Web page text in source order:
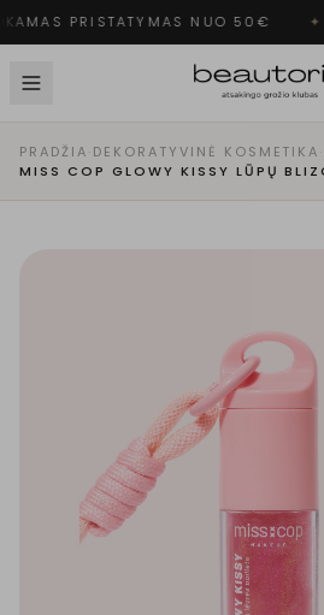
PRISTATYMAS NUO 50€ ✦
PRADŽIA·DEKORATYVINĖ KOSMETIKA·